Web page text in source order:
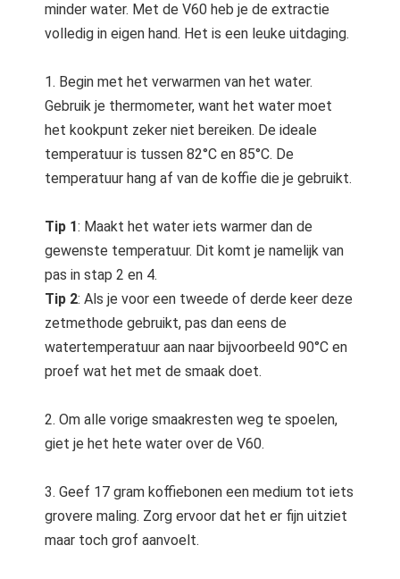
minder water. Met de V60 heb je de extractie
volledig in eigen hand. Het is een leuke uitdaging.
1. Begin met het verwarmen van het water.
Gebruik je thermometer, want het water moet
het kookpunt zeker niet bereiken. De ideale
temperatuur is tussen 82°C en 85°C. De
temperatuur hang af van de koffie die je gebruikt.
Tip 1: Maakt het water iets warmer dan de
gewenste temperatuur. Dit komt je namelijk van
pas in stap 2 en 4.
Tip 2: Als je voor een tweede of derde keer deze
zetmethode gebruikt, pas dan eens de
watertemperatuur aan naar bijvoorbeeld 90°C en
proef wat het met de smaak doet.
2. Om alle vorige smaakresten weg te spoelen,
giet je het hete water over de V60.
3. Geef 17 gram koffiebonen een medium tot iets
grovere maling. Zorg ervoor dat het er fijn uitziet
maar toch grof aanvoelt.